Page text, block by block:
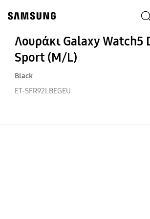
content
accessibility
Λουράκι Galaxy Watch5
Sport (M/L)
Black
ET-SFR92LBEGEU